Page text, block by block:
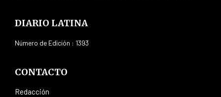
DIARIO LATINA
Número de Edición : 1393
CONTACTO
Redacción